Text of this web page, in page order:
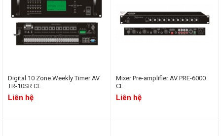
Digital 10 Zone Weekly Timer AV
TR-10SR CE
Liên hệ
Mixer Pre-amplifier AV PRE-6000
CE
Liên hệ